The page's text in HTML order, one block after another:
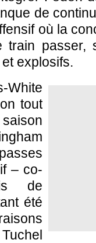
de
où la
train passer,
explosifs.
White
tout
– co-
de
été